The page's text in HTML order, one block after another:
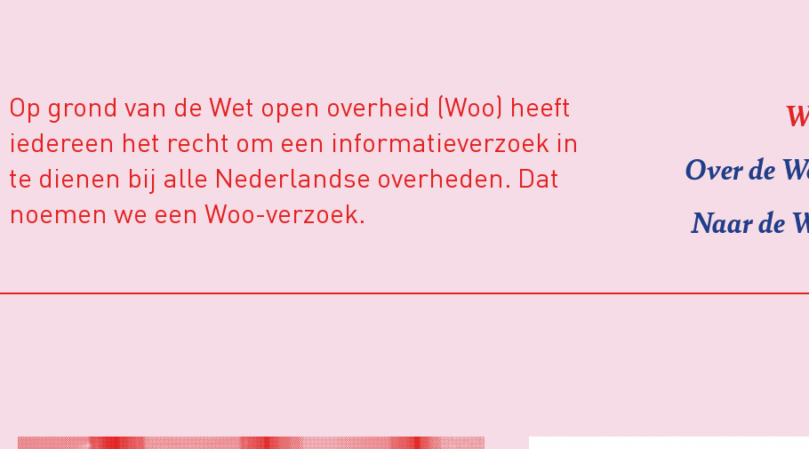
Op grond van de Wet open overheid (Woo) heeft
iedereen het recht om een informatieverzoek in
te dienen bij alle Nederlandse overheden. Dat
noemen we een Woo-verzoek.
Over de
Naar de